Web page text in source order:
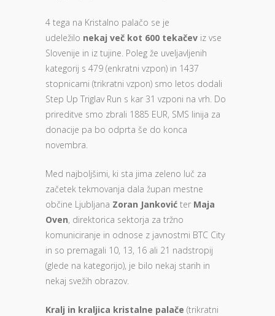
4 tega na Kristalno palačo se je
udeležilo nekaj več kot 600 tekačev iz vse
Slovenije in iz tujine. Poleg že uveljavljenih
kategorij s 479 (enkratni vzpon) in 1437
stopnicami (trikratni vzpon) smo letos dodali
Step Up Triglav Run s kar 31 vzponi na vrh. Do
prireditve smo zbrali 1885 EUR, SMS linija za
donacije pa bo odprta še do konca
novembra.
Med najboljšimi, ki sta jima zeleno luč za
začetek tekmovanja dala župan mestne
občine Ljubljana Zoran Janković ter Maja
Oven, direktorica sektorja za tržno
komuniciranje in odnose z javnostmi BTC City
in so premagali 10, 13, 16 ali 21 nadstropij
(glede na kategorijo), je bilo nekaj starih in
nekaj svežih obrazov.
Kralj in kraljica kristalne palače (trikratni